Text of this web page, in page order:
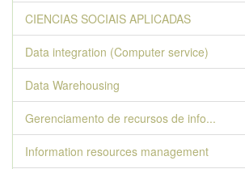
CIENCIAS SOCIAIS APLICADAS
Data integration (Computer service)
Data Warehousing
Gerenciamento de recursos de info...
Information resources management